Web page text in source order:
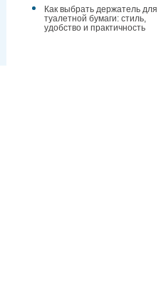
Как выбрать держатель для
туалетной бумаги: стиль,
удобство и практичность